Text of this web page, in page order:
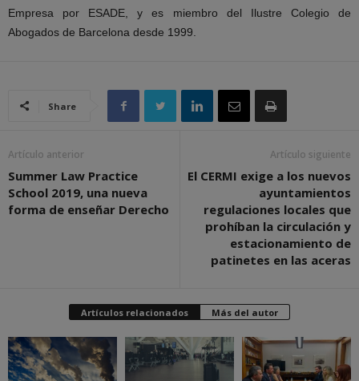
Empresa por ESADE, y es miembro del Ilustre Colegio de
Abogados de Barcelona desde 1999.
Share
Artículo anterior
Summer Law Practice
School 2019, una nueva
forma de enseñar Derecho
Artículo siguiente
El CERMI exige a los nuevos
ayuntamientos
regulaciones locales que
prohíban la circulación y
estacionamiento de
patinetes en las aceras
Artículos relacionados Más del autor